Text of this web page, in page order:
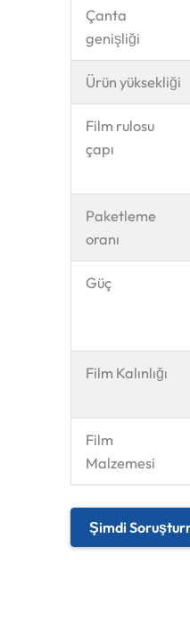
Çanta
genişliği
Ürün yüksekliği
Film rulosu
çapı
Paketleme
oranı
Güç
Film Kalınlığı
Film
Malzemesi
Şimdi